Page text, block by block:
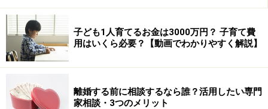
※執筆者の家族構成：夫（私）、妻、子供2人
※記事内容は執筆時点のものです。最新の内容をご確認くださ
い。
本記事の内容は一般的な情報提供を目的としており、特定の金融
子ども1人育てるお金は3000万円？ 子育て費
用はいくら必要？【動画でわかりやすく解説】
離婚する前に相談するなら誰？活用したい専門
家相談・3つのメリット